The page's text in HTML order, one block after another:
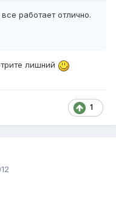
работает отлично.
лишний
1